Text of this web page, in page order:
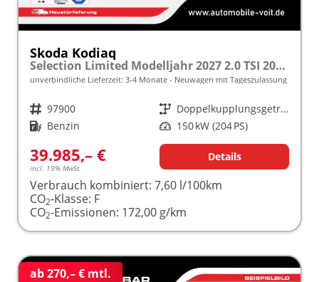
Skoda Kodiaq
Selection Limited Modelljahr 2027 2.0 TSI 204 PS DSG 4x4 5 J. Garantie/AHK/NAVI/SHZ/KAMERA/LED frei konfigurierbar!
unverbindliche Lieferzeit: 3-4 Monate Neuwagen mit Tageszulassung
Fahrzeugnr. 97900 Getriebe
Doppelkupplungsgetriebe (DSG)
Kraftstoff Benzin Leistung 150 kW (204 PS)
39.985,– €
incl. 19% MwSt.
Details
Verbrauch kombiniert: 7,60 l/100km
CO2-Klasse: F
CO2-Emissionen: 172,00 g/km
ab 270,– € mtl.